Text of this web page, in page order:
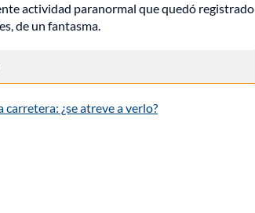
actividad paranormal que quedó registrado
de un fantasma.
¿se atreve a verlo?